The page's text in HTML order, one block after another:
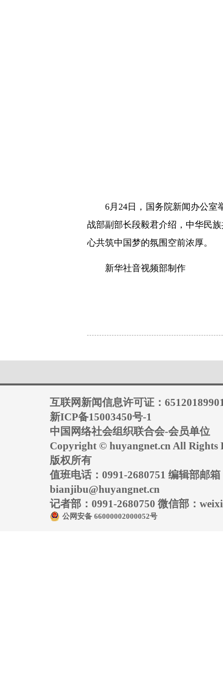
6月24日，国务院新闻办公
战部副部长段毅君介绍，中华民
心共筑中国梦的氛围空前浓厚。
新华社音视频部制作
互联网新闻信息许可证：
新ICP备15003450号-1
中国网络社会组织联合会-会员单位
Copyright © huyangnet.cn All Rights
版权所有
值班电话：0991-2680751 编辑部邮箱
bianjibu@huyangnet.cn
记者部：0991-2680750 微信部：
公网安备 66000002000052号